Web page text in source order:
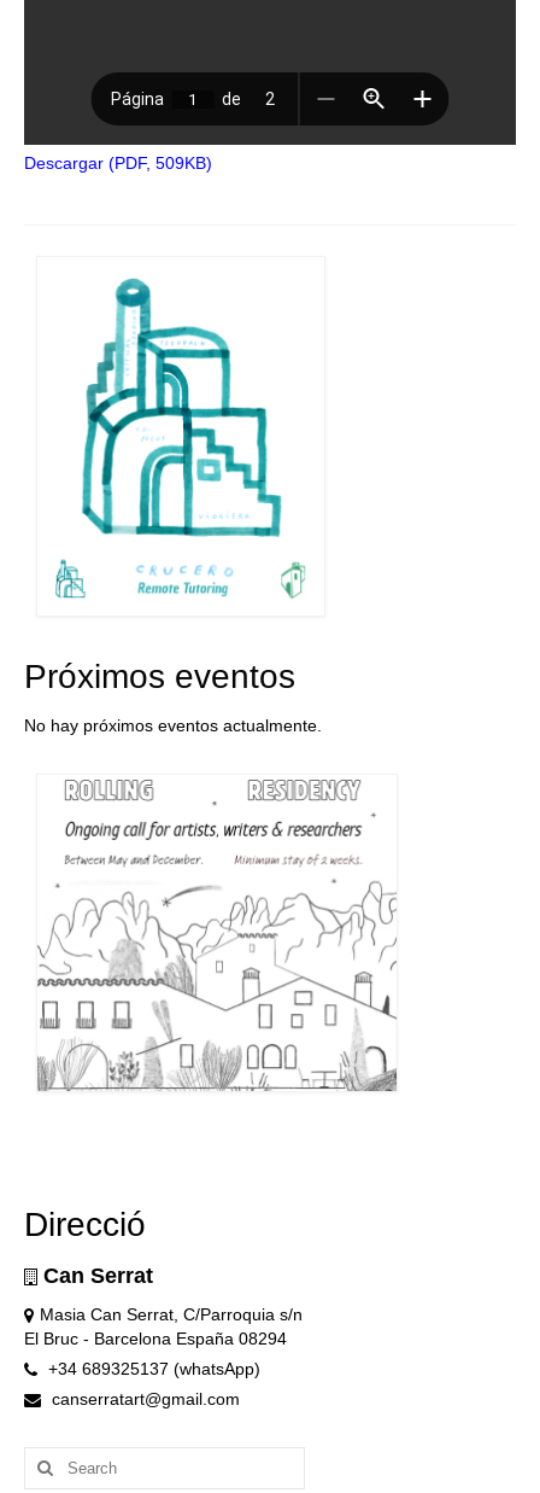
Descargar (PDF, 509KB)
Próximos eventos
No hay próximos eventos actualmente.
Direcció
Can Serrat
Masia Can Serrat, C/Parroquia s/n
El Bruc - Barcelona España 08294
+34 689325137 (whatsApp)
canserratart@gmail.com
Search
for: